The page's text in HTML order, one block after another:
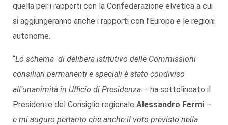
quella per i rapporti con la Confederazione elvetica a cui
si aggiungeranno anche i rapporti con l’Europa e le regioni
autonome.
“Lo schema di delibera istitutivo delle Commissioni
consiliari permanenti e speciali è stato condiviso
all’unanimità in Ufficio di Presidenza – ha sottolineato il
Presidente del Consiglio regionale Alessandro Fermi –
e mi auguro pertanto che anche il voto previsto nella